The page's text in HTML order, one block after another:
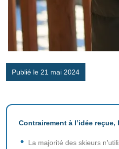
Publié le 21 mai 2024
Contrairement à l’idée
La majorité des skieurs